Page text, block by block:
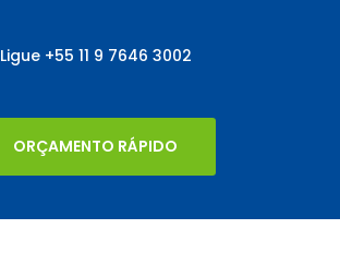
Ligue +55 11 9 7646 3002
ORÇAMENTO RÁPIDO